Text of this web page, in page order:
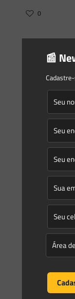
0
Novidades |
PORTARIA
Saes
Novidades |
MINISTÉRIO DE
DE AVIAÇÃO
DE 2024
das emissões de
📰